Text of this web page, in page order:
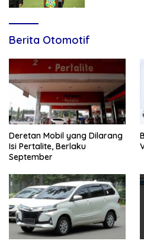
Berita Otomotif
Deretan Mobil yang Dilarang
Isi Pertalite, Berlaku
September